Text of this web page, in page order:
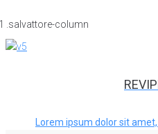
Lorem ipsum dolor sit